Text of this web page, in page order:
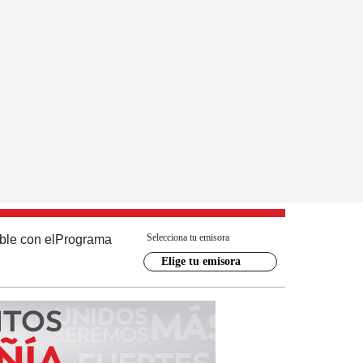
con el Programa Selecciona tu emisora
Elige tu emisora